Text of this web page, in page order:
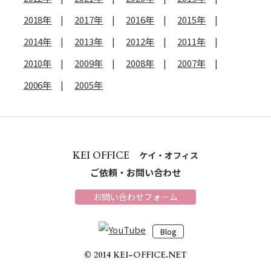
2018年
2017年 2016年
2015年
2014年
2013年 2012年
2011年
2010年
2009年 2008年
2007年
2006年
2005年
KEI OFFICE ケイ・オフィス
ご依頼・お問い合わせ
お問い合わせフォーム
Blog
© 2014 KEI-OFFICE.NET